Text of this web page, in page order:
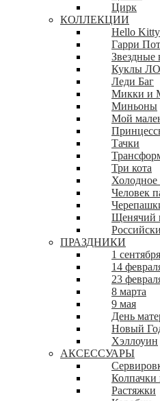
Цирк
КОЛЛЕКЦИИ
Hello Kitty
Гарри
Звездные
Куклы
Леди Баг
Микки и
Миньоны
Мой
Тачки
Три кота
Холодное
Человек
Щенячий
ПРАЗДНИКИ
1 сентября
14
23
8 марта
9 мая
День
Новый
Хэллоуин
АКСЕССУАРЫ
Колпачки
Растяжки